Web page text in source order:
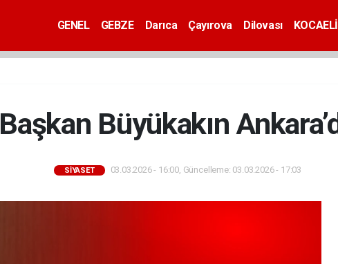
GENEL GEBZE Darıca Çayırova Dilovası KOCAELİ
Başkan Büyükakın
SİYASET 03.03.2026 - 16:00, Güncelleme: 03.03.2026 - 17:03